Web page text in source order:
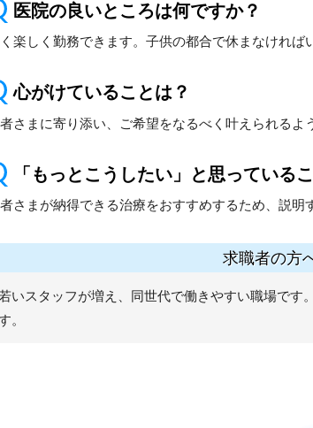
医院の良いところは何ですか？
楽しく勤務できます。子供の都合で休まなければ
心がけていることは？
さまに寄り添い、ご希望をなるべく叶えられるよ
「もっとこうしたい」と思っている
さまが納得できる治療をおすすめするため、説明
求職者の方
若いスタッフが増え、同世代で働きやすい職場です
。